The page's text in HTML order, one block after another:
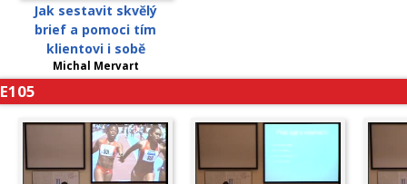
Jak sestavit skvělý
brief a pomoci tím
klientovi i sobě
Michal Mervart
E105